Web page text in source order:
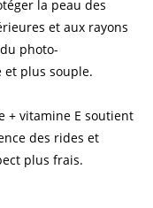
la peau des
et aux rayons
photo-
plus souple.
+ vitamine E soutient
des rides et
plus frais.